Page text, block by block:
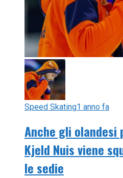
Speed Skating1 anno fa
Anche gli
Kjeld Nuis viene
le sedie